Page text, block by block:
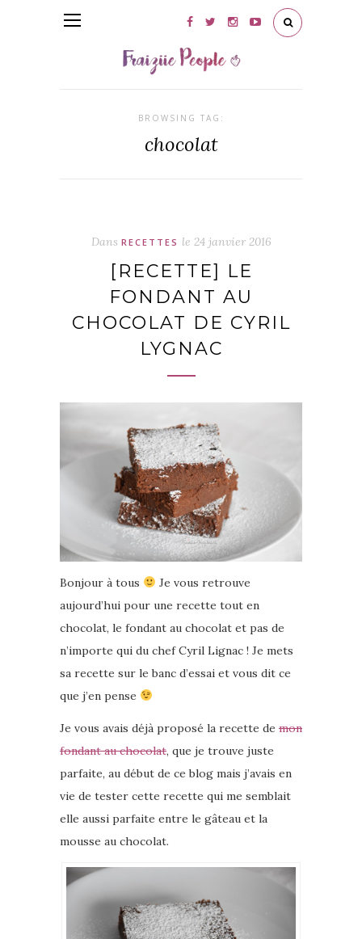
BROWSING TAG:
chocolat
Dans RECETTES le 24 janvier 2016
[RECETTE] LE
FONDANT AU
CHOCOLAT DE CYRIL
LYGNAC
Bonjour à tous
Je vous retrouve
aujourd’hui pour une recette tout en
chocolat, le fondant au chocolat et pas de
n’importe qui du chef Cyril Lignac ! Je mets
sa recette sur le banc d’essai et vous dit ce
que j’en pense
Je vous avais déjà proposé la recette de mon
fondant au chocolat, que je trouve juste
parfaite, au début de ce blog mais j’avais en
vie de tester cette recette qui me semblait
elle aussi parfaite entre le gâteau et la
mousse au chocolat.